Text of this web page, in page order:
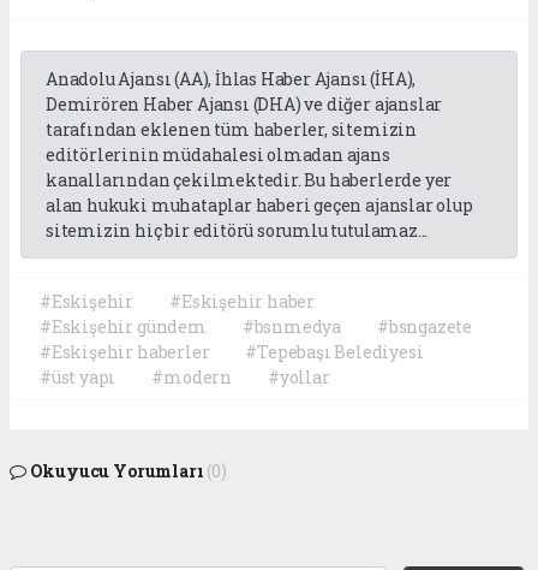
Anadolu Ajansı (AA), İhlas Haber Ajansı (İHA),
Demirören Haber Ajansı (DHA) ve diğer ajanslar
tarafından eklenen tüm haberler, sitemizin
editörlerinin müdahalesi olmadan ajans
kanallarından çekilmektedir. Bu haberlerde yer
alan hukuki muhataplar haberi geçen ajanslar olup
sitemizin hiç bir editörü sorumlu tutulamaz...
#Eskişehir
#Eskişehir haber
#Eskişehir gündem
#bsnmedya
#bsngazete
#Eskişehir haberler
#Tepebaşı Belediyesi
#üst yapı
#modern #yollar
Okuyucu Yorumları (0)